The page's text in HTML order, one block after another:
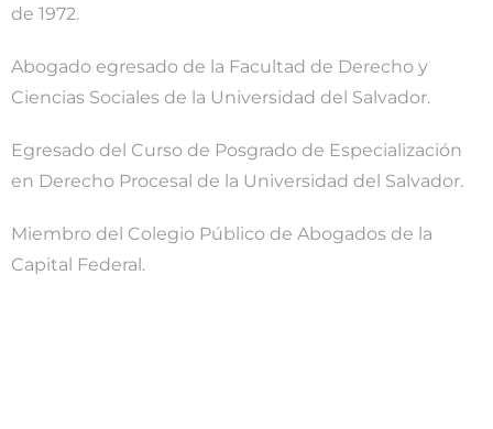
de 1972.
Abogado egresado de la Facultad de Derecho y
Ciencias Sociales de la Universidad del Salvador.
Egresado del Curso de Posgrado de Especialización
en Derecho Procesal de la Universidad del Salvador.
Miembro del Colegio Público de Abogados de la
Capital Federal.